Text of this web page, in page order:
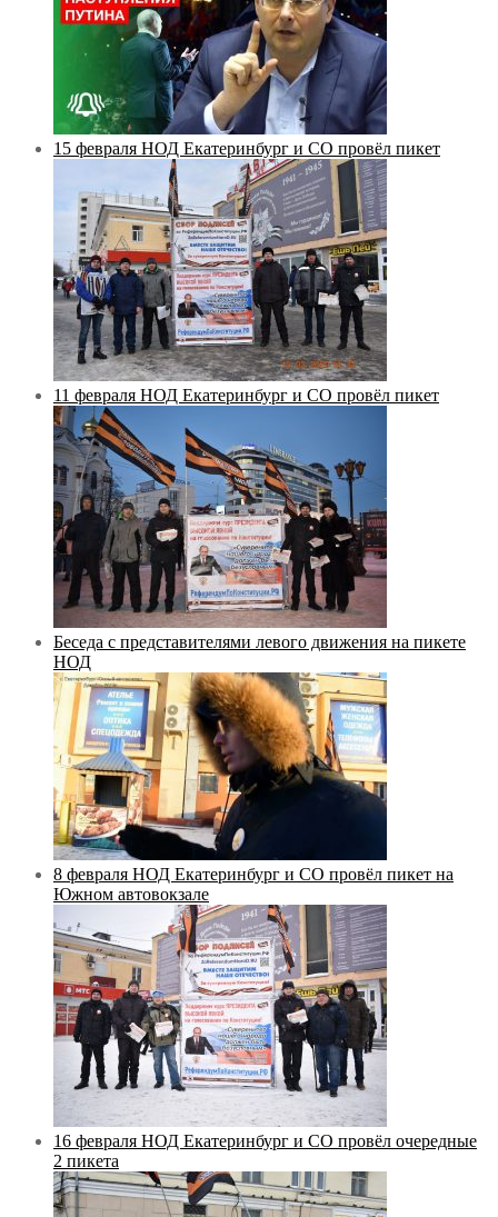
15 февраля НОД Екатеринбург и СО провёл пикет
11 февраля НОД Екатеринбург и СО провёл пикет
Беседа с представителями левого движения на пикете
НОД
8 февраля НОД Екатеринбург и СО провёл пикет на
Южном автовокзале
16 февраля НОД Екатеринбург и СО провёл очередные
2 пикета